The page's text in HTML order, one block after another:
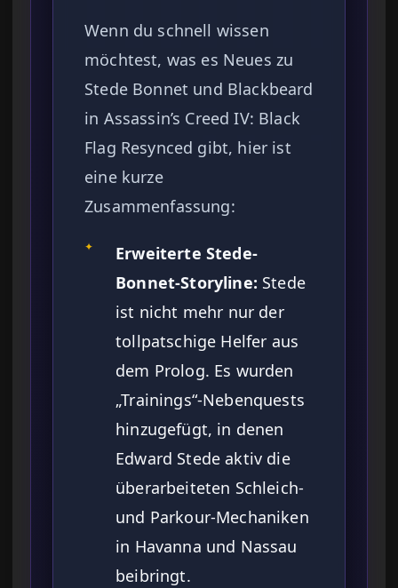
Wenn du schnell wissen
möchtest, was es Neues zu
Stede Bonnet und Blackbeard
in Assassin’s Creed IV: Black
Flag Resynced gibt, hier ist
eine kurze
Zusammenfassung:
✦
Erweiterte Stede-
Bonnet-Storyline: Stede
ist nicht mehr nur der
tollpatschige Helfer aus
dem Prolog. Es wurden
„Trainings“-Nebenquests
hinzugefügt, in denen
Edward Stede aktiv die
überarbeiteten Schleich-
und Parkour-Mechaniken
in Havanna und Nassau
beibringt.